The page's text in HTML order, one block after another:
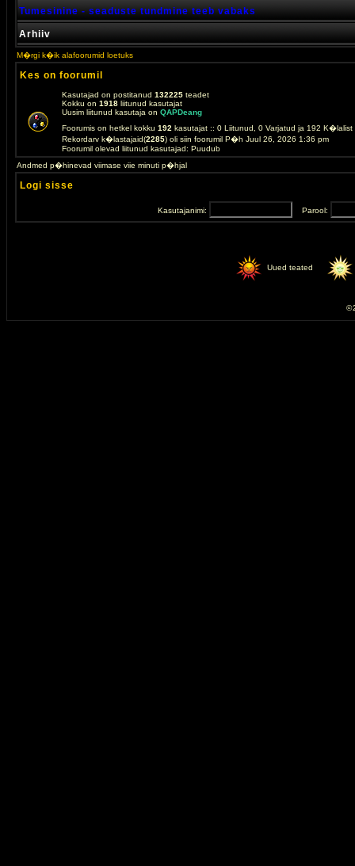
Tumesinine - seaduste tundmine teeb vabaks
Arhiiv
M�rgi k�ik alafoorumid loetuks
Kes on foorumil
Kasutajad on postitanud 132225 teadet
Kokku on 1918 liitunud kasutajat
Uusim liitunud kasutaja on QAPDeang
Foorumis on hetkel kokku 192 kasutajat :: 0 Liitunud, 0 Varjatud ja 192
Rekordarv k�lastajaid(2285) oli siin foorumil P�h Juul 26, 2026 1:36 pm
Foorumil olevad liitunud kasutajad: Puudub
Andmed p�hinevad viimase viie minuti p�hjal
Logi sisse
Kasutajanimi: Parool:
Uued teated
©